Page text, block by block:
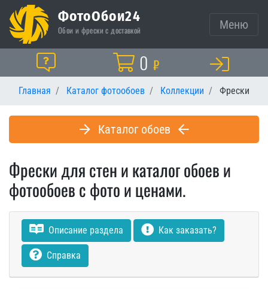
ФотоОбои24
Обои и фрески с доставкой Меню
Помощь Корзина
0 ₽
Главная Каталог фотообоев Коллекции Фрески
Каталог обоев
Фрески для стен и каталог обоев и
фотообоев с фото и ценами.
Описание раздела Как заказать?
Справка